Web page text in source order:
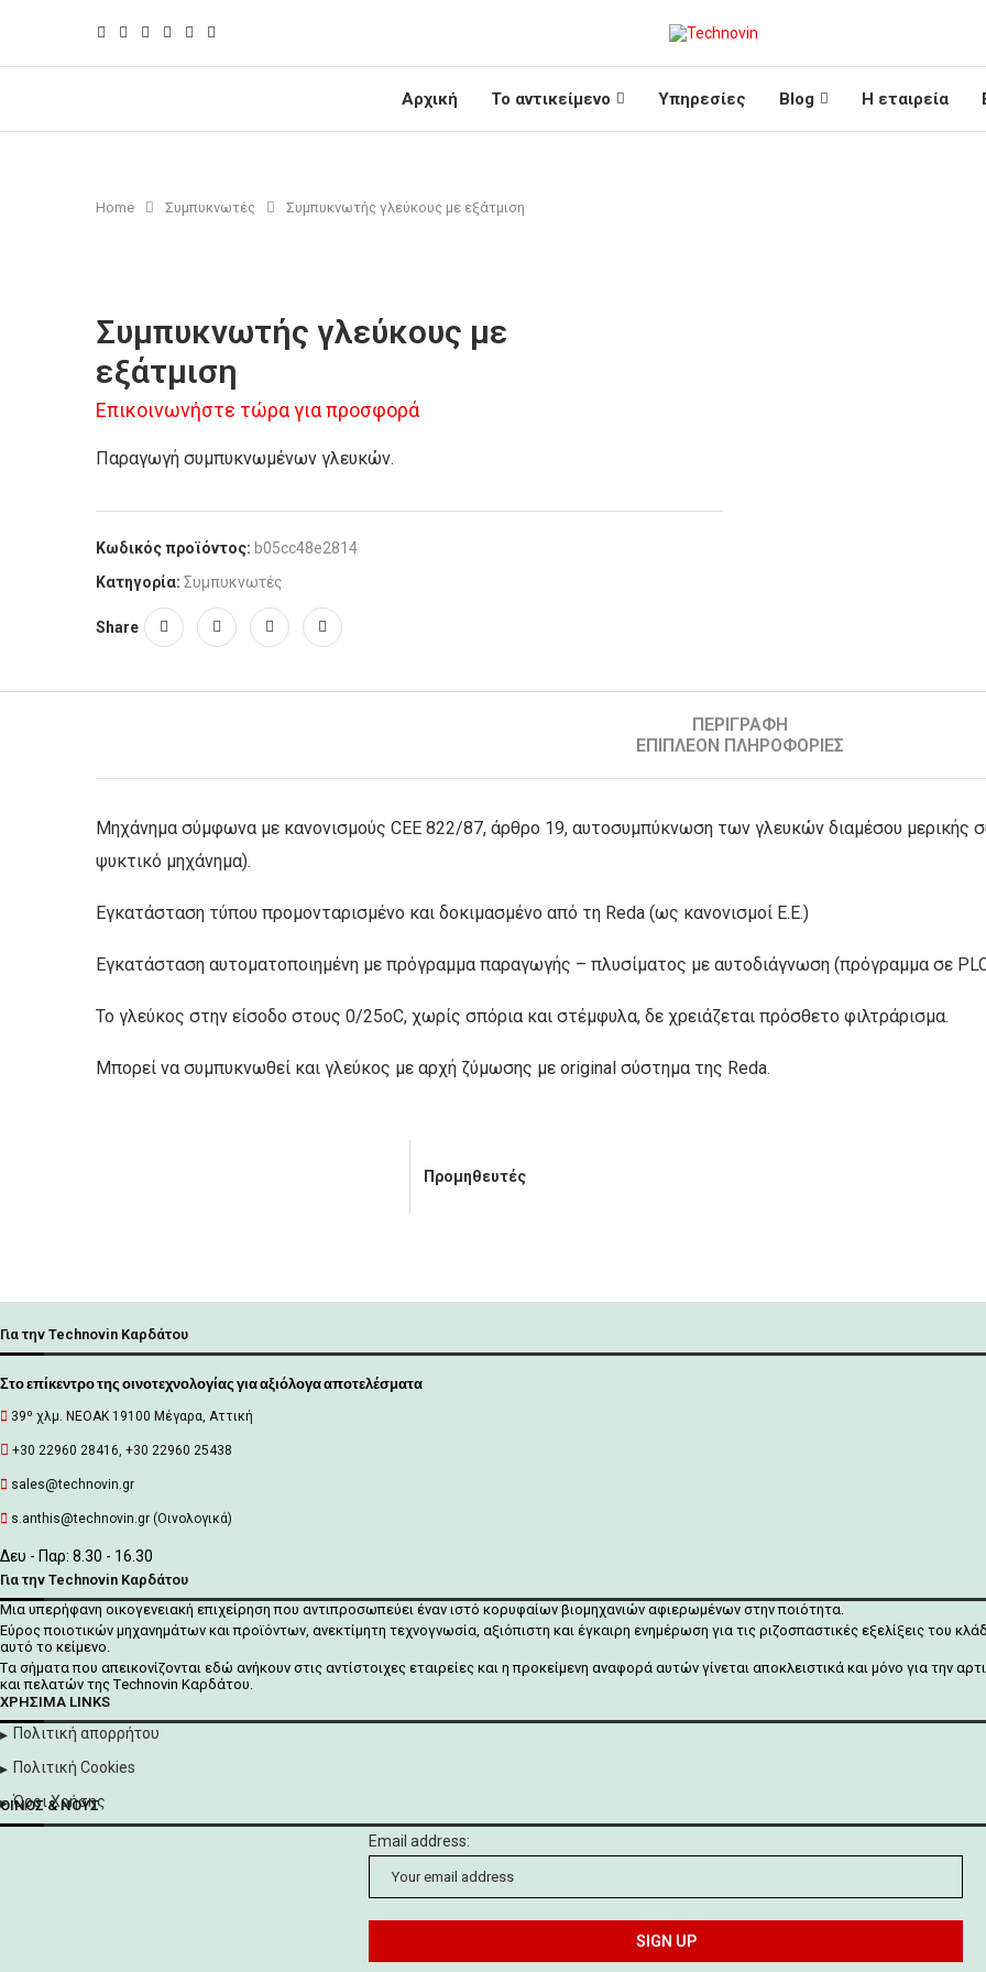
Αρχική Το αντικείμενο Υπηρεσίες Blog Η εταιρεία
Home Συμπυκνωτές Συμπυκνωτής γλεύκους με εξάτμιση
Συμπυκνωτής γλεύκους με
εξάτμιση
Επικοινωνήστε τώρα για προσφορά
Παραγωγή συμπυκνωμένων γλευκών.
Κωδικός προϊόντος: b05cc48e2814
Κατηγορία: Συμπυκνωτές
Share
ΠΕΡΙΓΡΑΦΉ
ΕΠΙΠΛΈΟΝ ΠΛΗΡΟΦΟΡΊΕΣ
Mηχάνημα σύμφωνα με κανονισμούς CEE 822/87, άρθρο 19, αυτοσυμπύκνωση των γλευκών διαμέσου μερικής
ψυκτικό μηχάνημα).
Εγκατάσταση τύπου προμονταρισμένο και δοκιμασμένο από τη Reda (ως κανονισμοί Ε.Ε.)
Εγκατάσταση αυτοματοποιημένη με πρόγραμμα παραγωγής – πλυσίματος με αυτοδιάγνωση (πρόγραμμα σε
Το γλεύκος στην είσοδο στους 0/25οC, χωρίς σπόρια και στέμφυλα, δε χρειάζεται πρόσθετο φιλτράρισμα.
Μπορεί να συμπυκνωθεί και γλεύκος με αρχή ζύμωσης με original σύστημα της Reda.
Προμηθευτές
Για την Technovin Καρδάτου
Στο επίκεντρο της οινοτεχνολογίας για αξιόλογα αποτελέσματα
39º χλμ. ΝΕΟΑΚ 19100 Mέγαρα, Αττική
+30 22960 28416, +30 22960 25438
sales@technovin.gr
s.anthis@technovin.gr (Οινολογικά)
Δευ - Παρ: 8.30 - 16.30
Για την Technovin Καρδάτου
Μια υπερήφανη οικογενειακή επιχείρηση που αντιπροσωπεύει έναν ιστό κορυφαίων βιομηχανιών αφιερωμένων στην ποιότητα.
Εύρος ποιοτικών μηχανημάτων και προϊόντων, ανεκτίμητη τεχνογνωσία, αξιόπιστη και έγκαιρη ενημέρωση για τις ριζοσπαστικές εξελίξεις του
αυτό το κείμενο.
Tα σήματα που απεικονίζονται εδώ ανήκουν στις αντίστοιχες εταιρείες και η προκείμενη αναφορά αυτών γίνεται αποκλειστικά και μόνο για την
και πελατών της Τechnovin Kαρδάτου.
ΧΡΉΣΙΜΑ LINKS
Πολιτική απορρήτου
Πολιτική Cookies
Όροι Χρήσης
ΟΊΝΟΣ & ΝΟΥΣ
Email address: